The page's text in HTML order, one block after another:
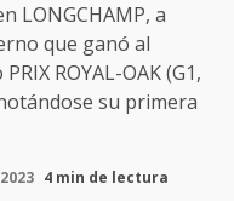
LONGCHAMP, a
que ganó al
ROYAL-OAK (G1,
su primera
4 min de lectura